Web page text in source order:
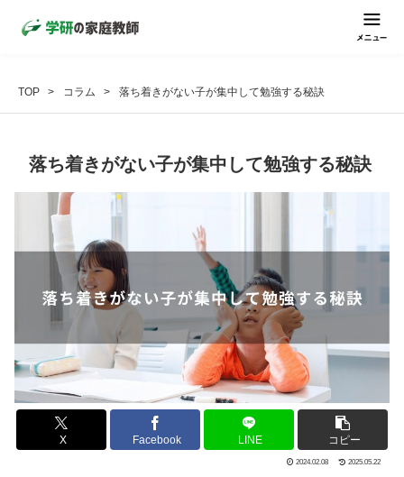
TOP コラム 落ち着きがない子が集中して勉強する秘訣
落ち着きがない子が集中して勉強する秘訣
X Facebook LINE コピー
2024.02.08 2025.05.22